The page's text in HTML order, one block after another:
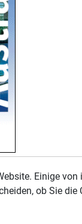
Einige
ob Sie